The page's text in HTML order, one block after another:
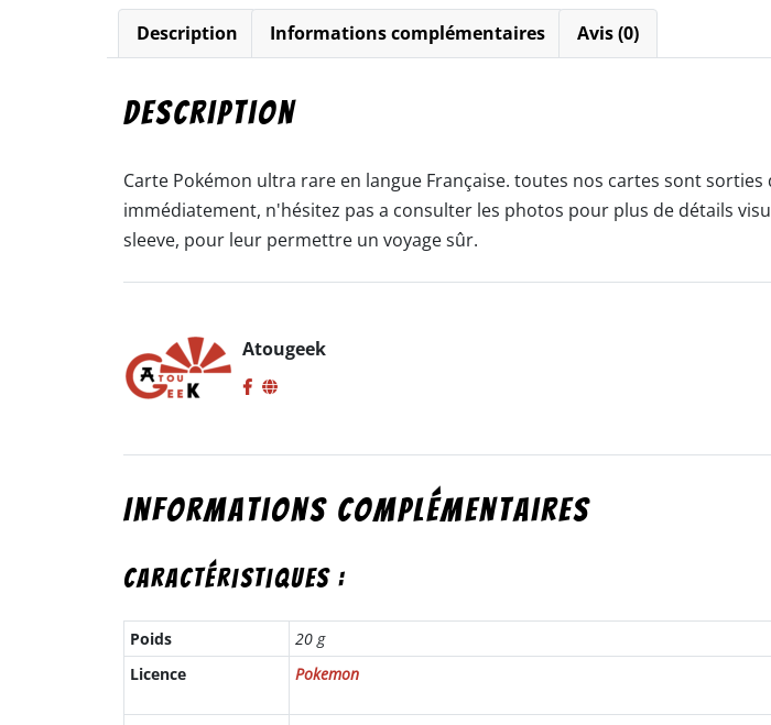
Description Informations complémentaires Avis (0)
Description
Carte Pokémon ultra rare en langue Française. toutes nos cartes sont
immédiatement, n'hésitez pas a consulter les photos pour plus de détails
sleeve, pour leur permettre un voyage sûr.
Atougeek
Informations complémentaires
Caractéristiques :
Poids
20 g
Licence
Pokemon